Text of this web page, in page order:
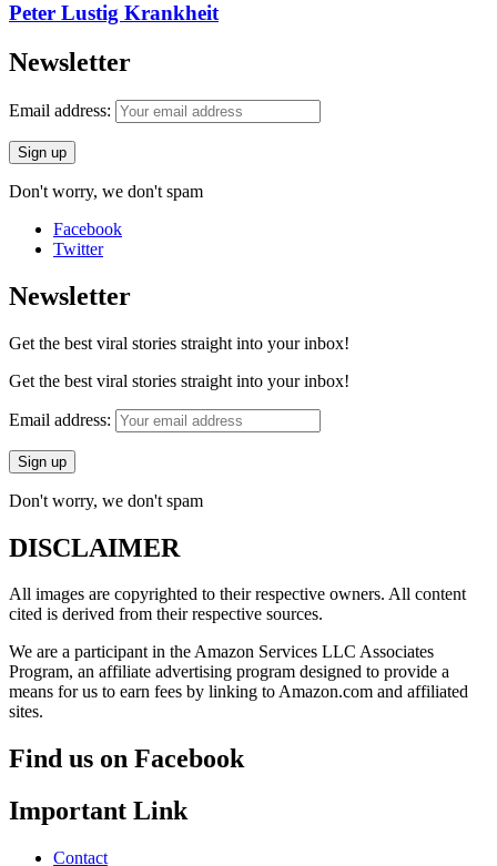
Peter Lustig Krankheit
Newsletter
Email address:
Don't worry, we don't spam
Facebook
Twitter
Newsletter
Get the best viral stories straight into your inbox!
Get the best viral stories straight into your inbox!
Email address:
Don't worry, we don't spam
DISCLAIMER
All images are copyrighted to their respective owners. All content
cited is derived from their respective sources.
We are a participant in the Amazon Services LLC Associates
Program, an affiliate advertising program designed to provide a
means for us to earn fees by linking to Amazon.com and affiliated
sites.
Find us on Facebook
Important Link
Contact